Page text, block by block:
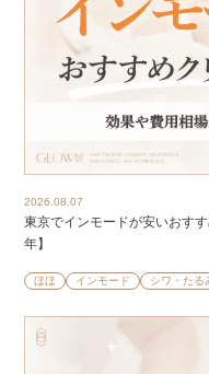
2026.08.07
東京でインモードが安いおす
年】
ほほ インモード シワ・たる